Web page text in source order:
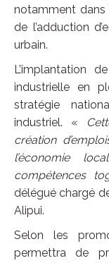
notamment dans
de l’adduction
urbain.
L’implantation
industrielle en
stratégie
industriel. «
création
l’économie
compétences
délégué chargé
Alipui.
Selon les
permettra de